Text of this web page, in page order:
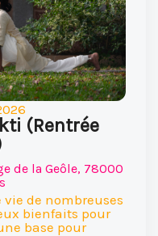
(Rentrée
de la Geôle, 78000
de nombreuses
bienfaits pour
base pour